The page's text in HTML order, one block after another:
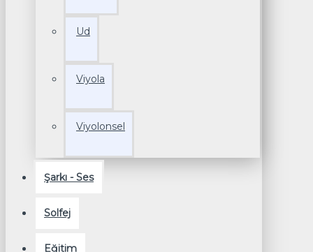
Ud
Viyola
Viyolonsel
Şarkı - Ses
Solfej
Eğitim